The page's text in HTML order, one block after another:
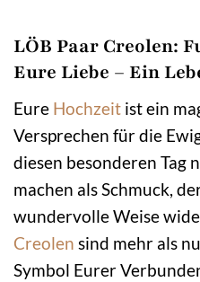
LÖB Paar Creolen:
Eure Liebe – Ein
Eure Hochzeit ist ein
Versprechen für die
diesen besonderen Tag
machen als Schmuck,
wundervolle Weise
Creolen sind mehr als
Symbol Eurer